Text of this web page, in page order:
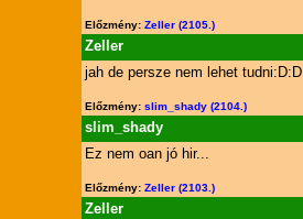
Előzmény: Zeller (2105.)
Zeller
jah de persze nem lehet tudni:D:D
Előzmény: slim_shady (2104.)
slim_shady
Ez nem oan jó hir...
Előzmény: Zeller (2103.)
Zeller